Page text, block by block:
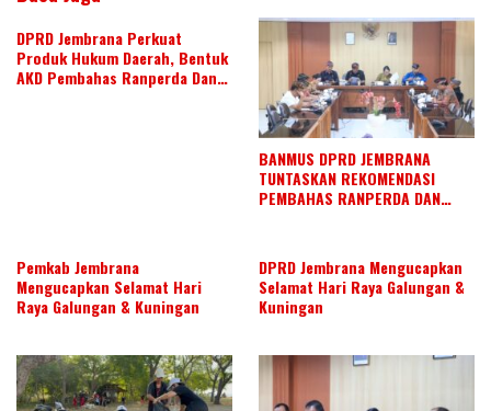
DPRD Jembrana Perkuat
Produk Hukum Daerah, Bentuk
AKD Pembahas Ranperda Dan
BANMUS DPRD JEMBRANA
TUNTASKAN REKOMENDASI
PEMBAHAS RANPERDA DAN
Pemkab Jembrana
Mengucapkan Selamat Hari
Raya Galungan & Kuningan
DPRD Jembrana Mengucapkan
Selamat Hari Raya Galungan &
Kuningan